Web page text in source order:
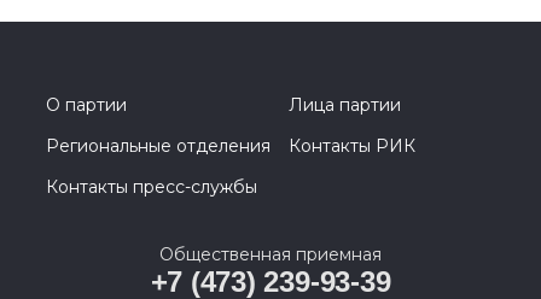
О партии
Лица партии
Региональные отделения
Контакты РИК
Контакты пресс-службы
Общественная приемная
+7 (473) 239-93-39